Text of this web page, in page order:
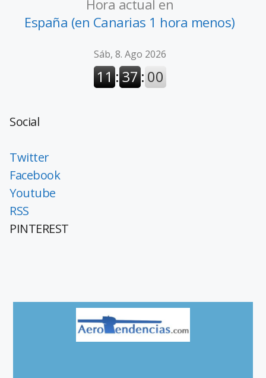
Hora actual en
España (en Canarias 1 hora menos)
Social
Twitter
Facebook
Youtube
RSS
PINTEREST